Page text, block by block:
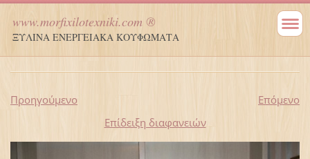
www.morfixilotexniki.com ®
ΞΥΛΙΝΑ ΕΝΕΡΓΕΙΑΚΑ ΚΟΥΦΩΜΑΤΑ
Προηγούμενο
Επόμενο
Επίδειξη διαφανειών